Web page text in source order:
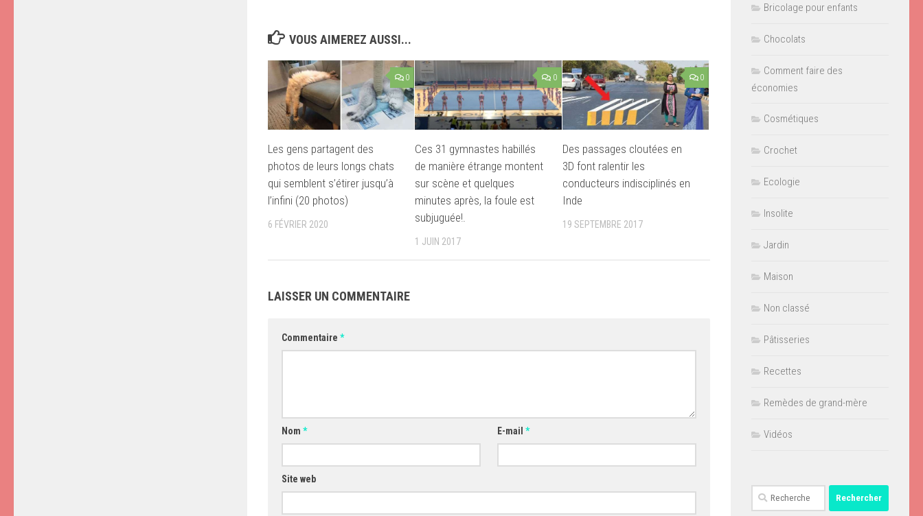
VOUS AIMEREZ AUSSI...
0
Les gens partagent des
photos de leurs longs chats
qui semblent s’étirer jusqu’à
l’infini (20 photos)
6 FÉVRIER 2020
0
Ces 31 gymnastes habillés
de manière étrange montent
sur scène et quelques
minutes après, la foule est
subjuguée!.
1 JUIN 2017
0
Des passages cloutées en
3D font ralentir les
conducteurs indisciplinés en
Inde
19 SEPTEMBRE 2017
LAISSER UN COMMENTAIRE
Commentaire *
Nom * E-mail*
Site web
Bricolage pour enfants
Chocolats
Comment faire des
économies
Cosmétiques
Crochet
Ecologie
Insolite
Jardin
Maison
Non classé
Pâtisseries
Recettes
Remèdes de grand-mère
Vidéos
Rechercher :